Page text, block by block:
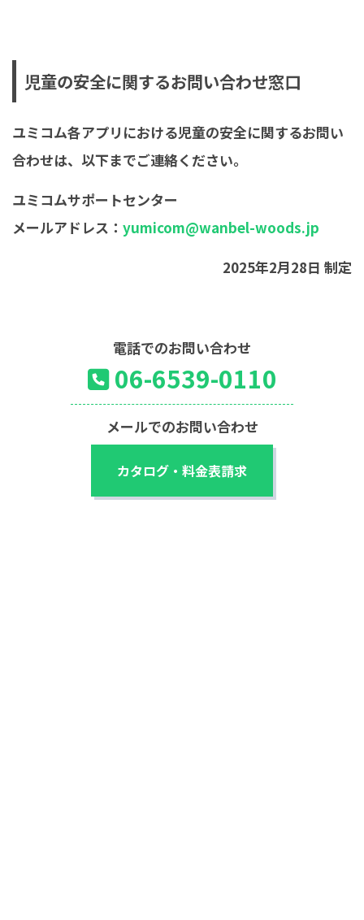
児童の安全に関するお問い合わせ窓口
ユミコム各アプリにおける児童の安全に関するお問い
合わせは、以下までご連絡ください。
ユミコムサポートセンター
メールアドレス： yumicom@wanbel-woods.jp
2025年2月28日 制定
電話でのお問い合わせ
06-6539-0110
メールでのお問い合わせ
カタログ・料金表請求